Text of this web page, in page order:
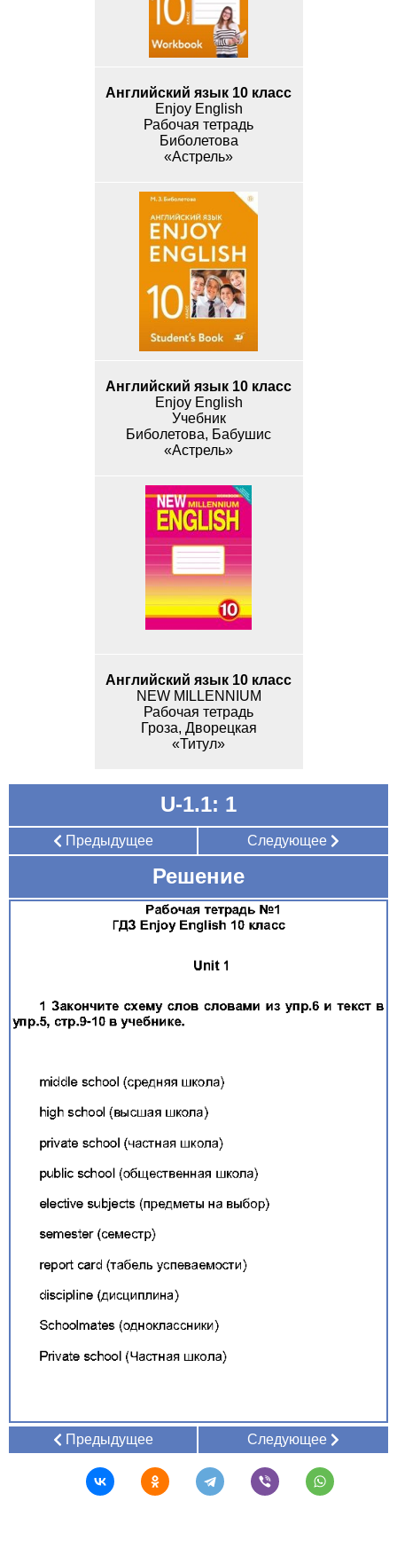
Английский язык 10 класс
Enjoy English
Рабочая тетрадь
Биболетова
«Астрель»
Английский язык 10 класс
Enjoy English
Учебник
Биболетова, Бабушис
«Астрель»
Английский язык 10 класс
NEW MILLENNIUM
Рабочая тетрадь
Гроза, Дворецкая
«Титул»
U-1.1: 1
Предыдущее Следующее
Решение
Предыдущее Следующее